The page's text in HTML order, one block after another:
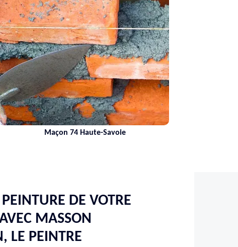
Maçon 74 Haute-Savoie
DE VOTRE
MASSON
LE PEINTRE